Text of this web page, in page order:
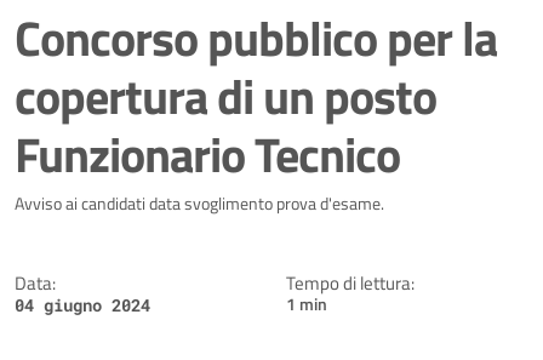
Concorso pubblico per la
copertura di un posto
Funzionario Tecnico
Dettagli della notizia
Avviso ai candidati data svoglimento prova d'esame.
Data:
04 giugno 2024
Tempo di lettura:
1 min